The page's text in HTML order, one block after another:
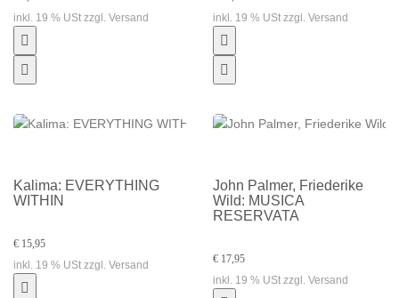
inkl. 19 % USt zzgl. Versand
inkl. 19 % USt zzgl. Versand
Kalima: EVERYTHING
WITHIN
€ 15,95
inkl. 19 % USt zzgl. Versand
John Palmer, Friederike
Wild: MUSICA
RESERVATA
€ 17,95
inkl. 19 % USt zzgl. Versand